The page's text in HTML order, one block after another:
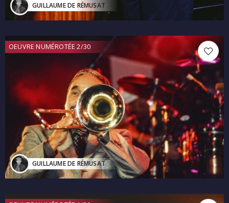
GUILLAUME DE RÉMUSAT
OEUVRE NUMÉROTÉE 2/30
GUILLAUME DE RÉMUSAT